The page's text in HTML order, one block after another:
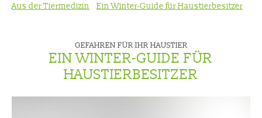
Aus der Tiermedizin Ein Winter-Guide für Haustierbesitzer
GEFAHREN FÜR IHR HAUSTIER
EIN WINTER-GUIDE FÜR
HAUSTIERBESITZER